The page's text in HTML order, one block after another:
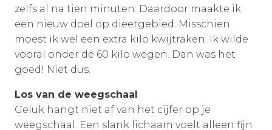
zelfs al na tien minuten. Daardoor maakte ik
een nieuw doel op dieetgebied. Misschien
moest ik wel een extra kilo kwijtraken. Ik wilde
vooral onder de 60 kilo wegen. Dan was het
goed! Niet dus.
Los van de weegschaal
Geluk hangt niet af van het cijfer op je
weegschaal. Een slank lichaam voelt alleen fijn